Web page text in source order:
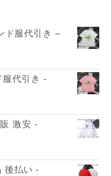
ド服代引き –
服代引き -
激安 -
後払い -